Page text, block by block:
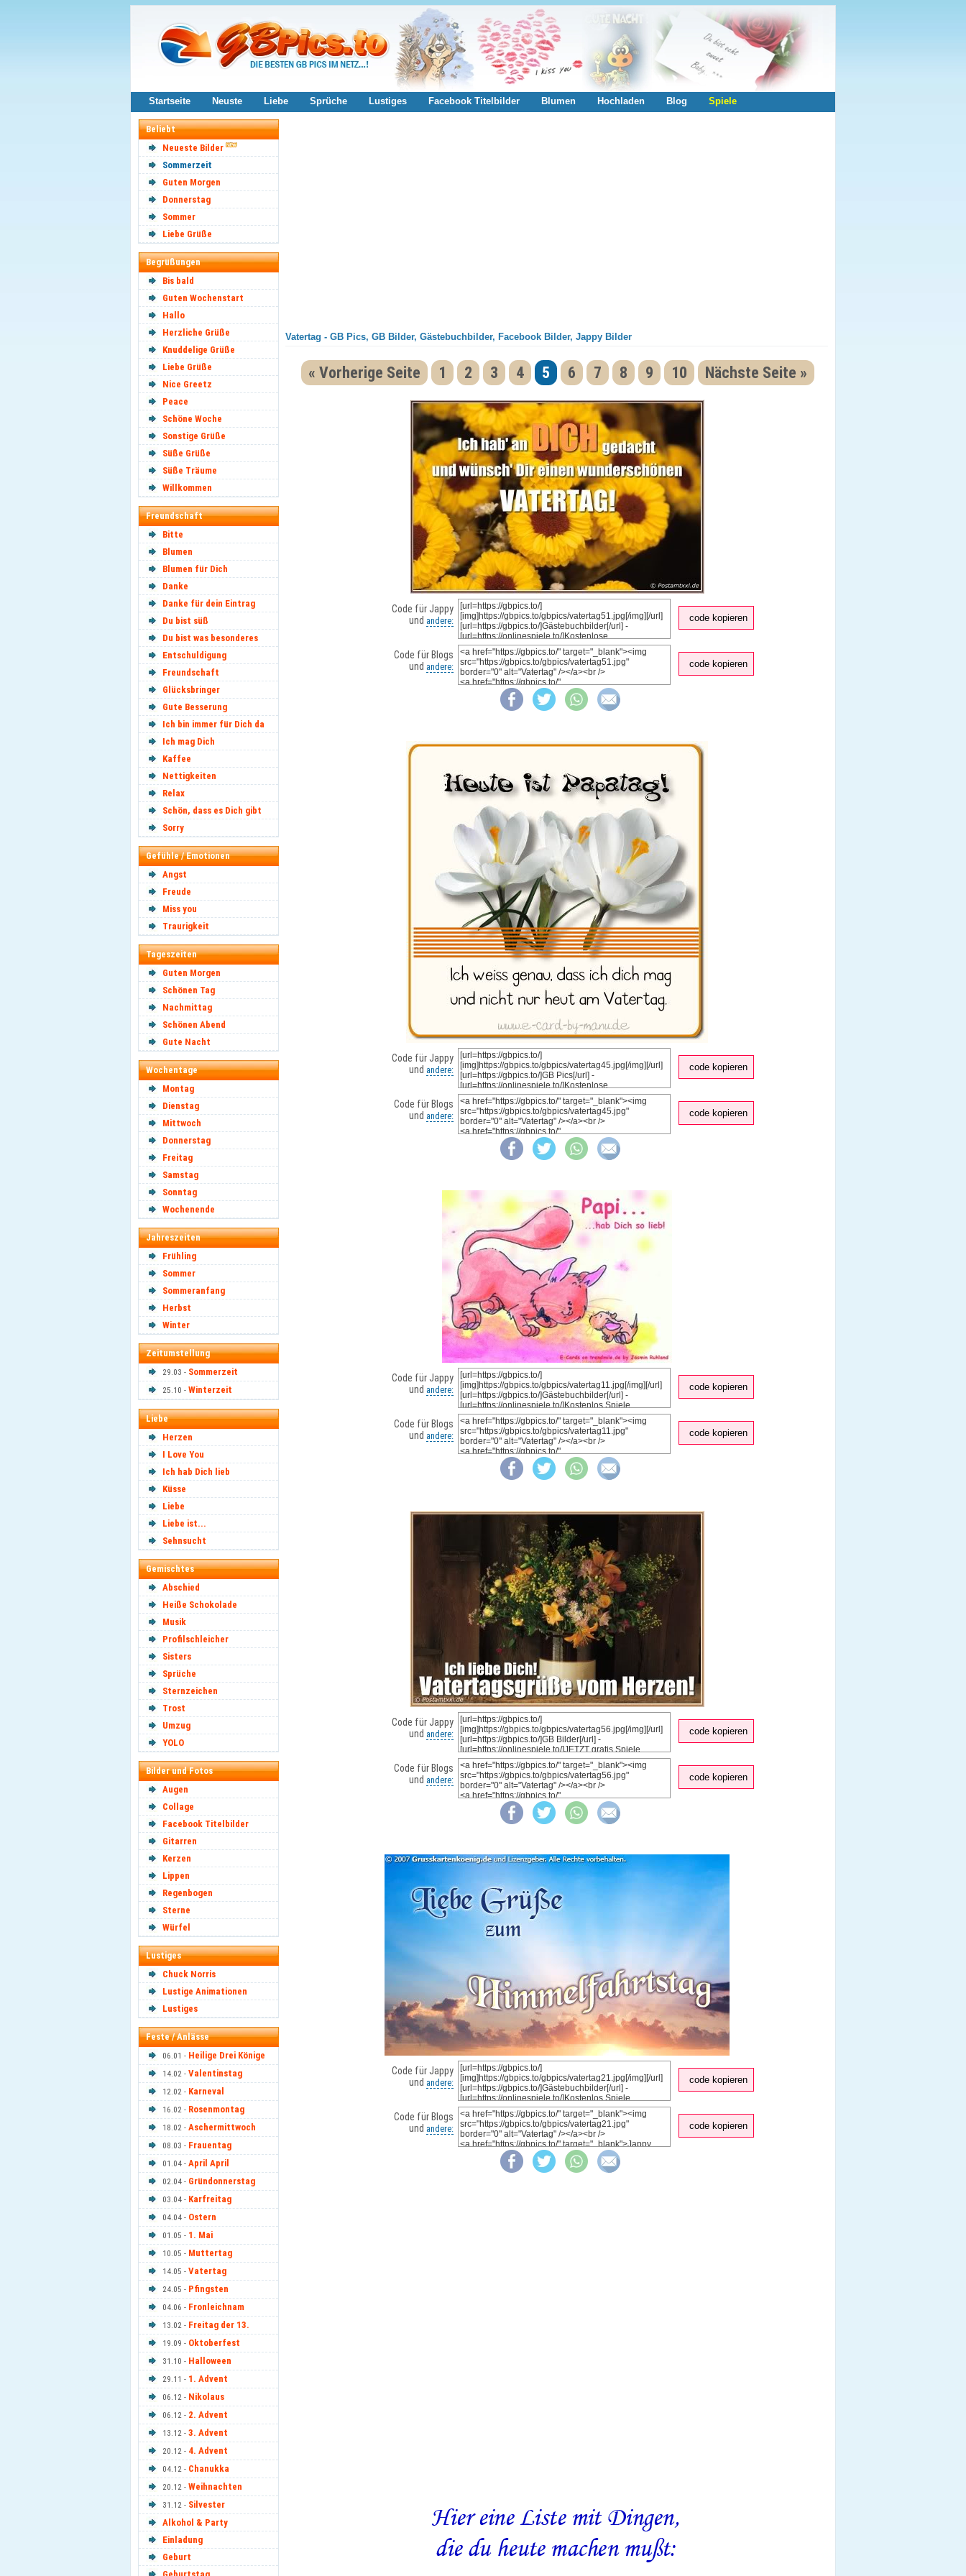
Startseite Neuste Liebe Sprüche Lustiges Facebook Titelbilder Blumen Hochladen Blog Spiele
Beliebt
Neueste Bilder
Sommerzeit
Guten Morgen
Donnerstag
Sommer
Liebe Grüße
Begrüßungen
Bis bald
Guten Wochenstart
Hallo
Herzliche Grüße
Knuddelige Grüße
Liebe Grüße
Nice Greetz
Peace
Schöne Woche
Sonstige Grüße
Süße Grüße
Süße Träume
Willkommen
Freundschaft
Bitte
Blumen
Blumen für Dich
Danke
Danke für dein Eintrag
Du bist süß
Du bist was besonderes
Entschuldigung
Freundschaft
Glücksbringer
Gute Besserung
Ich bin immer für Dich da
Ich mag Dich
Kaffee
Nettigkeiten
Relax
Schön, dass es Dich gibt
Sorry
Gefühle / Emotionen
Angst
Freude
Miss you
Traurigkeit
Tageszeiten
Guten Morgen
Schönen Tag
Nachmittag
Schönen Abend
Gute Nacht
Wochentage
Montag
Dienstag
Mittwoch
Donnerstag
Freitag
Samstag
Sonntag
Wochenende
Jahreszeiten
Frühling
Sommer
Sommeranfang
Herbst
Winter
Zeitumstellung
29.03 - Sommerzeit
25.10 - Winterzeit
Liebe
Herzen
I Love You
Ich hab Dich lieb
Küsse
Liebe
Liebe ist...
Sehnsucht
Gemischtes
Abschied
Heiße Schokolade
Musik
Profilschleicher
Sisters
Sprüche
Sternzeichen
Trost
Umzug
YOLO
Bilder und Fotos
Augen
Collage
Facebook Titelbilder
Gitarren
Kerzen
Lippen
Regenbogen
Sterne
Würfel
Lustiges
Chuck Norris
Lustige Animationen
Lustiges
Feste / Anlässe
06.01 - Heilige Drei Könige
14.02 - Valentinstag
12.02 - Karneval
16.02 - Rosenmontag
18.02 - Aschermittwoch
08.03 - Frauentag
01.04 - April April
02.04 - Gründonnerstag
03.04 - Karfreitag
04.04 - Ostern
01.05 - 1. Mai
10.05 - Muttertag
14.05 - Vatertag
24.05 - Pfingsten
04.06 - Fronleichnam
13.02 - Freitag der 13.
19.09 - Oktoberfest
31.10 - Halloween
29.11 - 1. Advent
06.12 - Nikolaus
06.12 - 2. Advent
13.12 - 3. Advent
20.12 - 4. Advent
04.12 - Chanukka
20.12 - Weihnachten
31.12 - Silvester
Alkohol & Party
Einladung
Geburt
Vatertag - GB Pics, GB Bilder, Gästebuchbilder, Facebook Bilder, Jappy Bilder
« Vorherige Seite 1 2 3 4 5 6 7 8 9 10 Nächste Seite »
Code für Jappy
und andere: code kopieren
Code für Blogs
und andere: code kopieren
Code für Jappy
und andere: code kopieren
Code für Blogs
und andere: code kopieren
Code für Jappy
und andere: code kopieren
Code für Blogs
und andere: code kopieren
Code für Jappy
und andere: code kopieren
Code für Blogs
und andere: code kopieren
Code für Jappy
und andere: code kopieren
Code für Blogs
und andere: code kopieren